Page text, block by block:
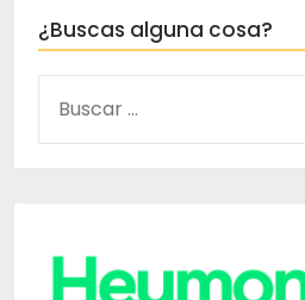
¿Buscas alguna cosa?